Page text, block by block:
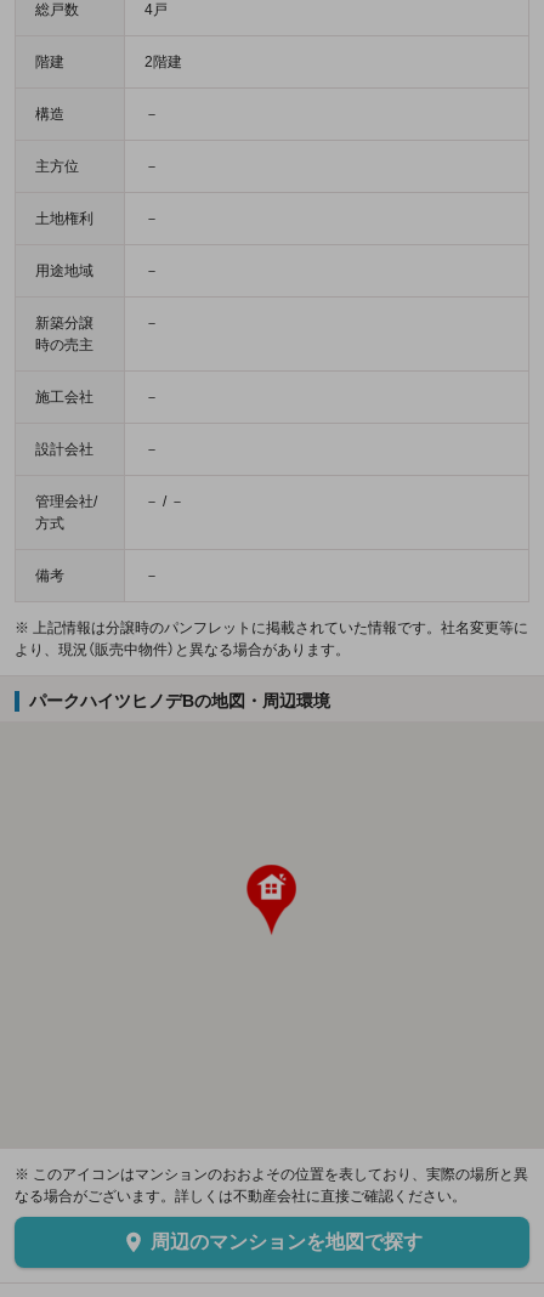
総戸数 4戸
階建 2階建
構造 －
主方位 －
土地権利 －
用途地域 －
新築分譲
時の売主
－
施工会社 －
設計会社 －
管理会社/
方式
－ / －
備考 －
※ 上記情報は分譲時のパンフレットに掲載されていた情報です。社名変更等に
より、現況（販売中物件）と異なる場合があります。
パークハイツヒノデBの地図・周辺環境
※ このアイコンはマンションのおおよその位置を表しており、実際の場所と異
なる場合がございます。詳しくは不動産会社に直接ご確認ください。
周辺のマンションを地図で探す